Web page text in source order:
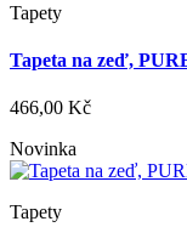
Tapety
Tapeta na zeď,
466,00 Kč
Novinka
Tapety